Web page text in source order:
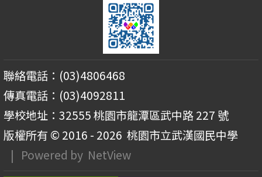
聯絡電話：(03)4806468
傳真電話：(03)4092811
學校地址：32555 桃園市龍潭區武中路 227 號
版權所有 © 2016 - 2026 桃園市立武漢國民中學
| Powered by NetView